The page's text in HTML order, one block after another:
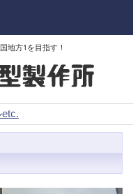
地方1を目指す！